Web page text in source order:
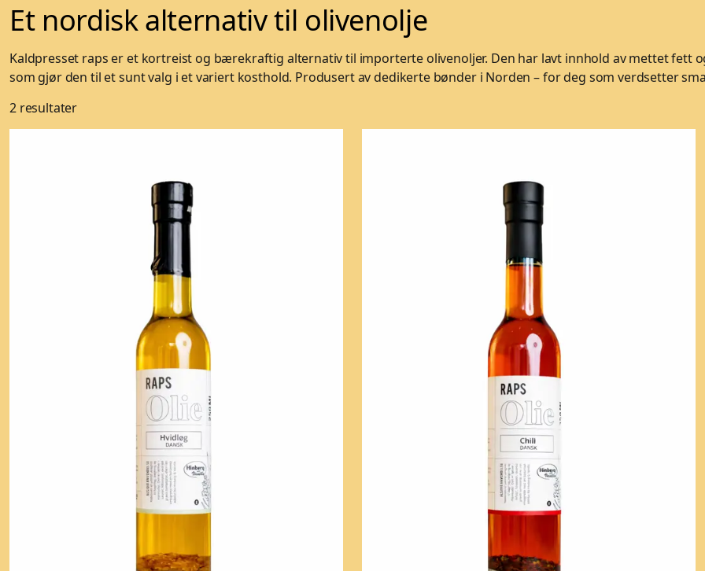
Et nordisk alternativ til olivenolje
Kaldpresset raps er et kortreist og bærekraftig alternativ til importerte olivenoljer. Den har lavt innhold av mettet fett
som gjør den til et sunt valg i et variert kosthold. Produsert av dedikerte bønder i Norden – for deg som verdsetter
2 resultater